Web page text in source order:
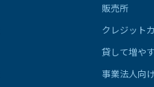
販売所
クレジット
貸して増やす
事業法人向